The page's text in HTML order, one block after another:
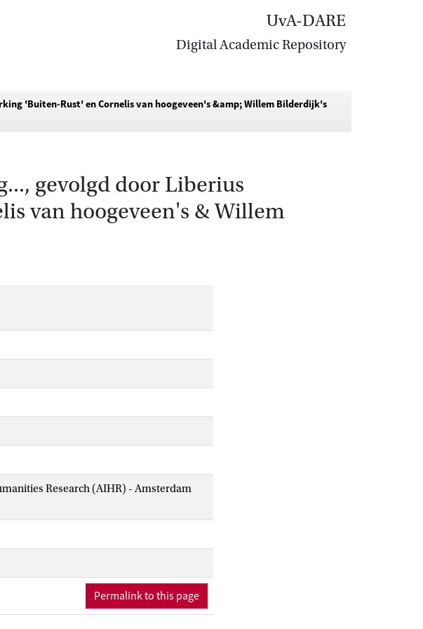
UvA-DARE
Digital Academic Repository
'Buiten-Rust' en Cornelis van hoogeveen's &amp; Willem Bilderdijk's
gevolgd door Liberius
van hoogeveen's & Willem
Research (AIHR) - Amsterdam
Permalink to this page